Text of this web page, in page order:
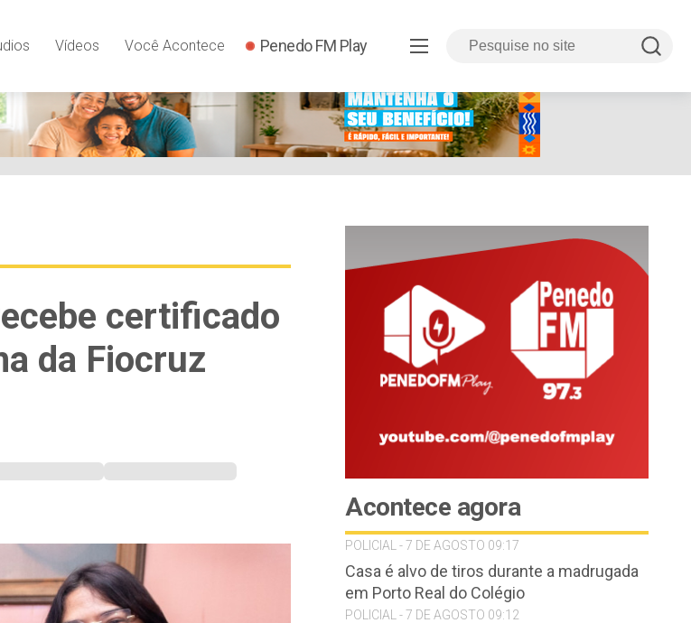
Vídeos Você Acontece Penedo FM Play
certificado
da Fiocruz
Acontece agora
POLICIAL - 7 DE AGOSTO 09:17
Casa é alvo de tiros durante a madrugada
em Porto Real do Colégio
POLICIAL - 7 DE AGOSTO 09:12